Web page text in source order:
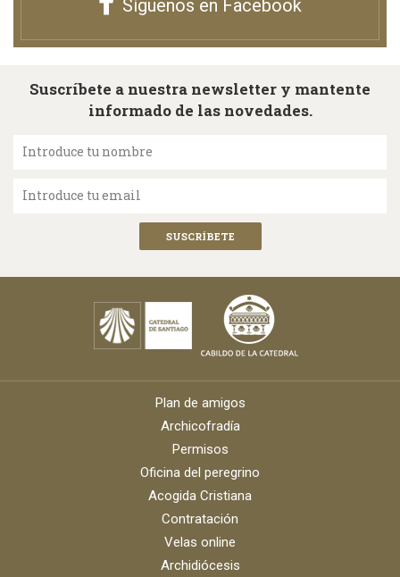
Síguenos en Facebook
Suscríbete a nuestra newsletter y mantente
informado de las novedades.
Introduce tu nombre
Introduce tu email
Plan de amigos
Archicofradía
Permisos
Oficina del peregrino
Acogida Cristiana
Contratación
Velas online
Archidiócesis